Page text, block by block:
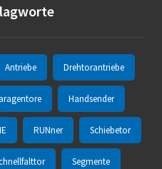
Antriebe Drehtorantriebe
Handsender
RUNner Schiebetor
Segmente